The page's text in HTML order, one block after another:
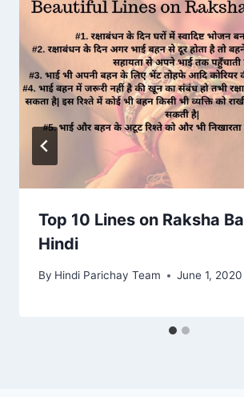
Top 10 Lines on Raksha
Hindi
By Hindi Parichay Team June 1, 2020